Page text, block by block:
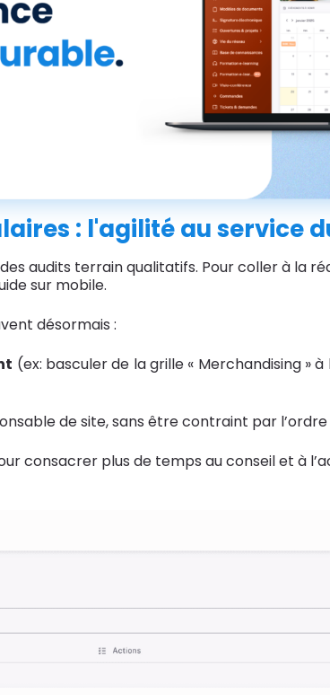
: l'agilité au service
audits terrain qualitatifs. Pour coller à la
sur mobile.
désormais :
(ex: basculer de la grille « Merchandising »
de site, sans être contraint par
consacrer plus de temps au conseil et à